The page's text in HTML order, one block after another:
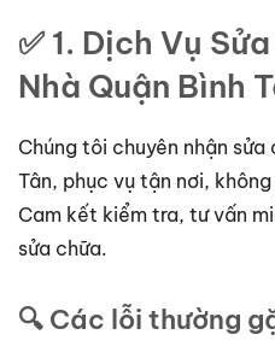
✅ 1. Dịch Vụ
Nhà Quận Bình
Chúng tôi chuyên nhận
Tân, phục vụ tận nơi,
Cam kết kiểm tra, tư vấn
sửa chữa.
🔍 Các lỗi thường